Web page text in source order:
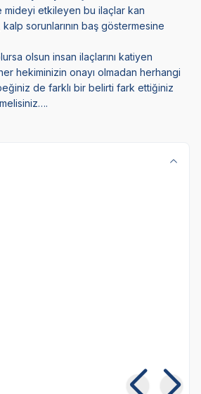
mideyi etkileyen bu ilaçlar kan
kalp sorunlarının baş göstermesine
olsun insan ilaçlarını katiyen
hekiminizin onayı olmadan herhangi
de farklı bir belirti fark ettiğiniz